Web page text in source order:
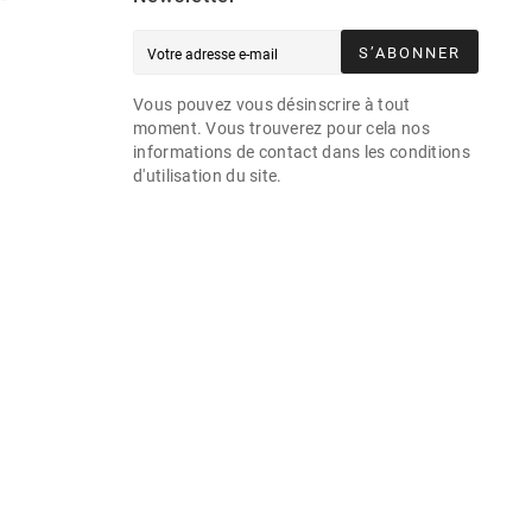
S’ABONNER
Vous pouvez vous désinscrire à tout
moment. Vous trouverez pour cela nos
informations de contact dans les conditions
d'utilisation du site.